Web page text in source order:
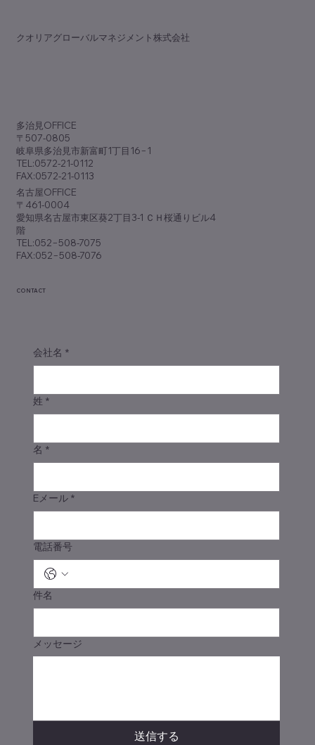
​クオリアグローバルマネジメント株式会社
​多治見OFFICE
〒507-0805
岐阜県多治見市新富町1丁目16−1
TEL:0572-21-0112
FAX:0572-21-0113
​名古屋OFFICE
〒461-0004
愛知県名古屋市東区葵2丁目3-1 ＣＨ桜通りビル4
階
TEL:052−508-7075
FAX:052−508-7076
会社名 *
姓 *
名 *
Eメール *
電話番号
件名
メッセージ
送信する
CONTACT